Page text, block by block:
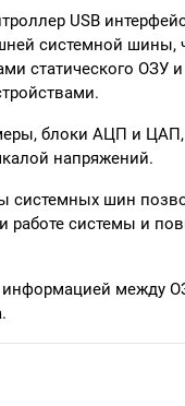
USB
системной шины,
статического ОЗУ
блоки АЦП и ЦАП,
напряжений.
системных шин
системы и
информацией между